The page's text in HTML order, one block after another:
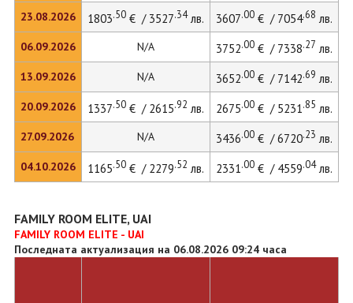
23.08.2026
06.09.2026
13.09.2026
20.09.2026
27.09.2026
04.10.2026
1803.50€ / 3527.34лв. 3607.00€ / 7054.68 лв.
N/A 3752.00€ / 7338.27 лв.
N/A 3652.00€ / 7142.69 лв.
1337.50€ / 2615.92 лв. 2675.00€ / 5231.85 лв.
N/A 3436.00€ / 6720.23 лв.
1165.50€ / 2279.52 лв. 2331.00€ / 4559.04лв.
FAMILY ROOM ELITE, UAI
FAMILY ROOM ELITE - UAI
Последната актуализация на 06.08.2026 09:24 часа